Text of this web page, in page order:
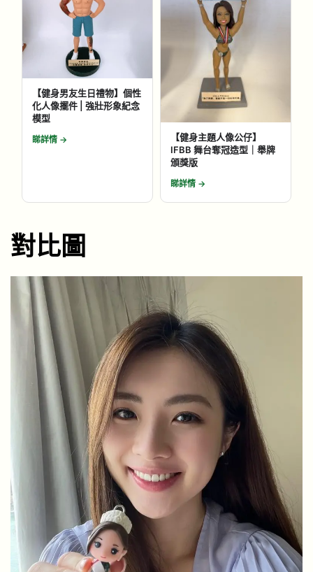
【健身男友生日禮物】個性
化人像擺件 | 強壯形象紀念
模型
睇詳情 →
【健身主題人像公仔】
IFBB 舞台奪冠造型｜舉牌
頒獎版
睇詳情 →
對比圖